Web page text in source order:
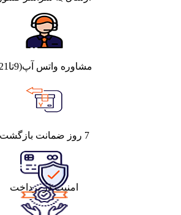
مشاوره واتس آپ(9تا21)
7 روز ضمانت بازگشت
امنیت در پرداخت